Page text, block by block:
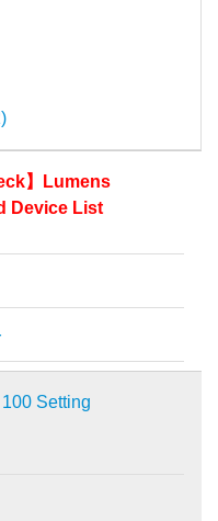
】Lumens
Device List
Setting